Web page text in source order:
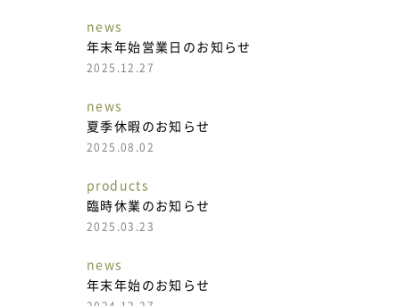
news
年末年始営業日のお知らせ
2025.12.27
news
夏季休暇のお知らせ
2025.08.02
products
臨時休業のお知らせ
2025.03.23
news
年末年始のお知らせ